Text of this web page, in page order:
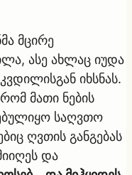
მცირე
ასე ახლაც იუდა
იხსნას.
მათი ნების
საღვთო
ღვთის განგებას
და